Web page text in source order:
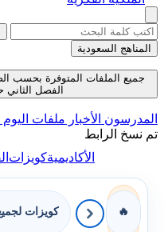
المناهج السعودية
جميع الملفات المتوفرة بحسب
الفصل الثاني حتى
المدرسون الأخبار ملفات اليوم
تم نسخ الرابط
الأكاديميةكويزات
🔥 كويزات